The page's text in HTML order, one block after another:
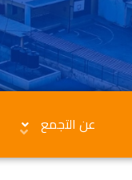
عن التجمع